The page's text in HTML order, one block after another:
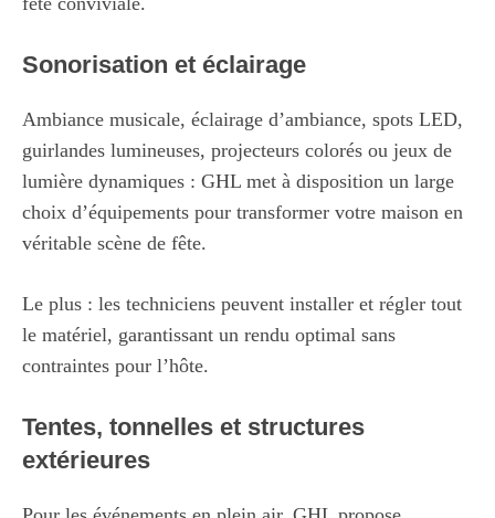
Sonorisation et éclairage
Ambiance musicale, éclairage d’ambiance, spots LED,
guirlandes lumineuses, projecteurs colorés ou jeux de
lumière dynamiques : GHL met à disposition un large
choix d’équipements pour transformer votre maison en
véritable scène de fête.
Le plus : les techniciens peuvent installer et régler tout
le matériel, garantissant un rendu optimal sans
contraintes pour l’hôte.
Tentes, tonnelles et structures
extérieures